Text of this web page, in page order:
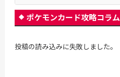
ポケモンカード攻略コラム
投稿の読み込みに失敗しました。